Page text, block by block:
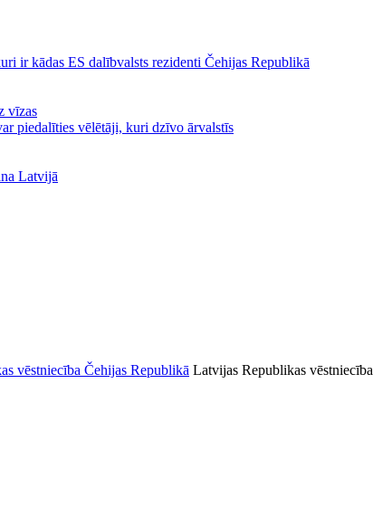
ir kādas ES dalībvalsts rezidenti Čehijas Republikā
vīzas
piedalīties vēlētāji, kuri dzīvo ārvalstīs
Latvijā
Latvijas Republikas vēstniecība